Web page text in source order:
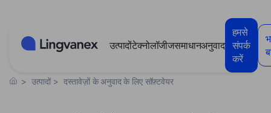
उत्पादोंटेक्नोलॉजीजसमाधानअनुवाद
हमसे
संपर्क
करें
> उत्पादों > दस्तावेज़ों के अनुवाद के लिए सॉफ़्टवेयर